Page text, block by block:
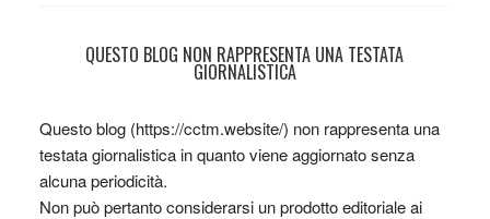
QUESTO BLOG NON RAPPRESENTA UNA TESTATA
GIORNALISTICA
Questo blog (https://cctm.website/) non rappresenta una
testata giornalistica in quanto viene aggiornato senza
alcuna periodicità.
Non può pertanto considerarsi un prodotto editoriale ai